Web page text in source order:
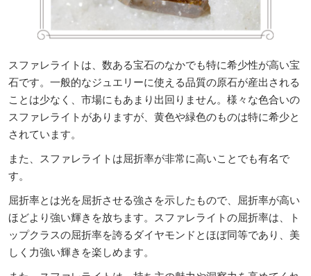
スファレライトは、数ある宝石のなかでも特に希少性が高い宝
石です。一般的なジュエリーに使える品質の原石が産出される
ことは少なく、市場にもあまり出回りません。様々な色合いの
スファレライトがありますが、黄色や緑色のものは特に希少と
されています。
また、スファレライトは屈折率が非常に高いことでも有名で
す。
屈折率とは光を屈折させる強さを示したもので、屈折率が高い
ほどより強い輝きを放ちます。スファレライトの屈折率は、ト
ップクラスの屈折率を誇るダイヤモンドとほぼ同等であり、美
しく力強い輝きを楽しめます。